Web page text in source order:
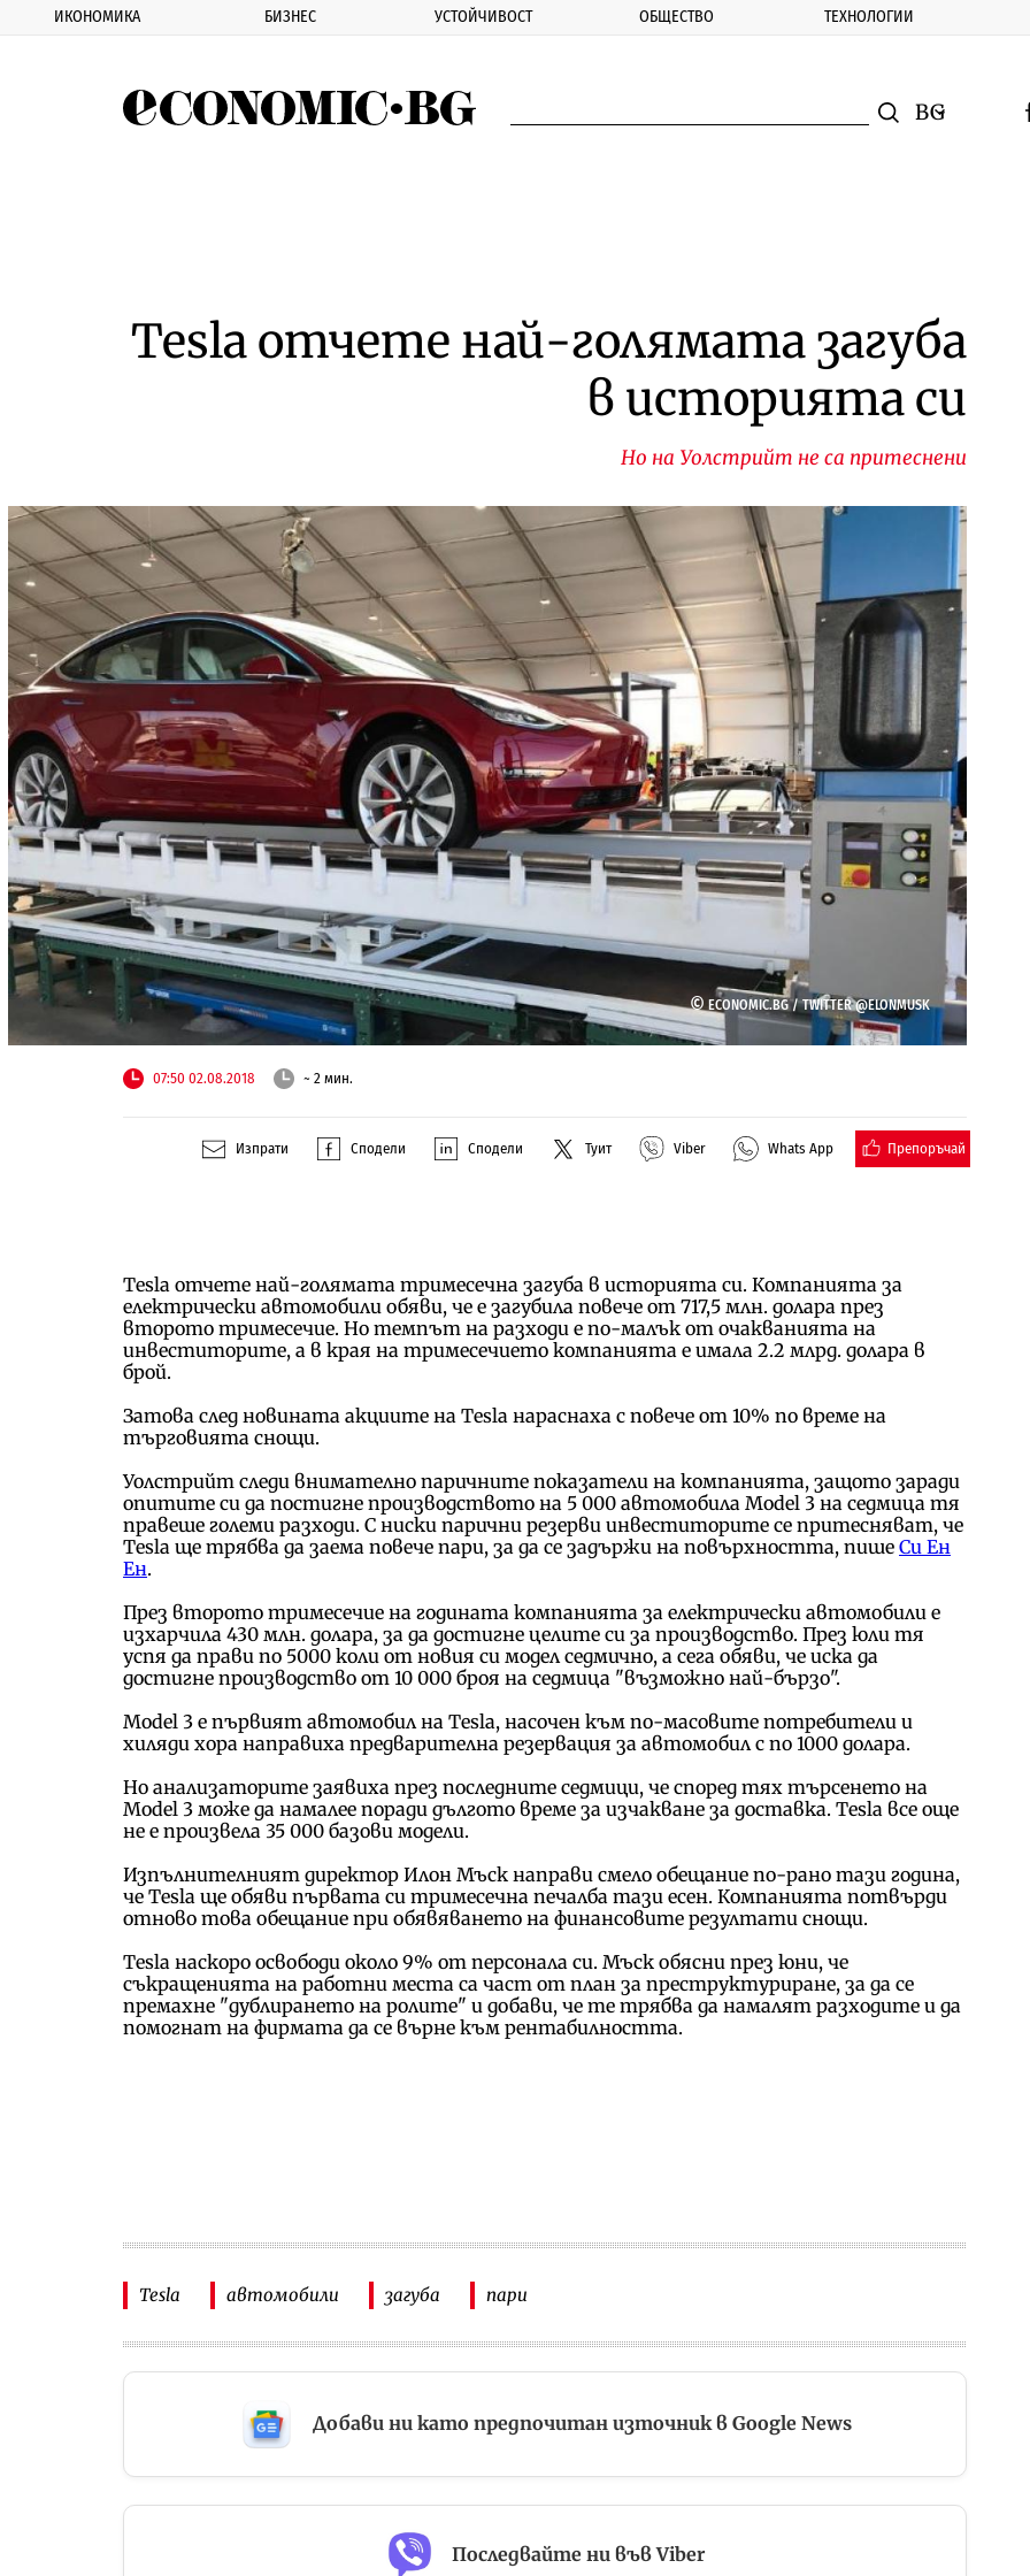
ИКОНОМИКА БИЗНЕС УСТОЙЧИВОСТ ОБЩЕСТВО ТЕХНОЛОГИИ
Смяна на
Tesla отчете най-голямата загуба
в историята си
Но на Уолстрийт не са притеснени
© ECONOMIC.BG /TWITTER @ELONMUSK
07:50 02.08.2018 ~ 2 мин.
Изпрати Сподели Сподели Туит Viber Whats App Препоръчай
Tesla отчете най-голямата тримесечна загуба в историята си. Компанията за
електрически автомобили обяви, че е загубила повече от 717,5 млн. долара през
второто тримесечие. Но темпът на разходи е по-малък от очакванията на
инвеститорите, а в края на тримесечието компанията е имала 2.2 млрд. долара в
брой.
Затова след новината акциите на Tesla нараснаха с повече от 10% по време на
търговията снощи.
Уолстрийт следи внимателно паричните показатели на компанията, защото заради
опитите си да постигне производството на 5 000 автомобила Model 3 на седмица тя
правеше големи разходи. С ниски парични резерви инвеститорите се притесняват, че
Tesla ще трябва да заема повече пари, за да се задържи на повърхността, пише Си Ен
Ен.
През второто тримесечие на годината компанията за електрически автомобили е
изхарчила 430 млн. долара, за да достигне целите си за производство. През юли тя
успя да прави по 5000 коли от новия си модел седмично, а сега обяви, че иска да
достигне производство от 10 000 броя на седмица "възможно най-бързо".
Model 3 е първият автомобил на Tesla, насочен към по-масовите потребители и
хиляди хора направиха предварителна резервация за автомобил с по 1000 долара.
Но анализаторите заявиха през последните седмици, че според тях търсенето на
Model 3 може да намалее поради дългото време за изчакване за доставка. Tesla все още
не е произвела 35 000 базови модели.
Изпълнителният директор Илон Мъск направи смело обещание по-рано тази година,
че Tesla ще обяви първата си тримесечна печалба тази есен. Компанията потвърди
отново това обещание при обявяването на финансовите резултати снощи.
Tesla наскоро освободи около 9% от персонала си. Мъск обясни през юни, че
съкращенията на работни места са част от план за преструктуриране, за да се
премахне "дублирането на ролите" и добави, че те трябва да намалят разходите и да
помогнат на фирмата да се върне към рентабилността.
Tesla автомобили загуба пари
Добави ни като предпочитан източник в Google News
Последвайте ни във Viber